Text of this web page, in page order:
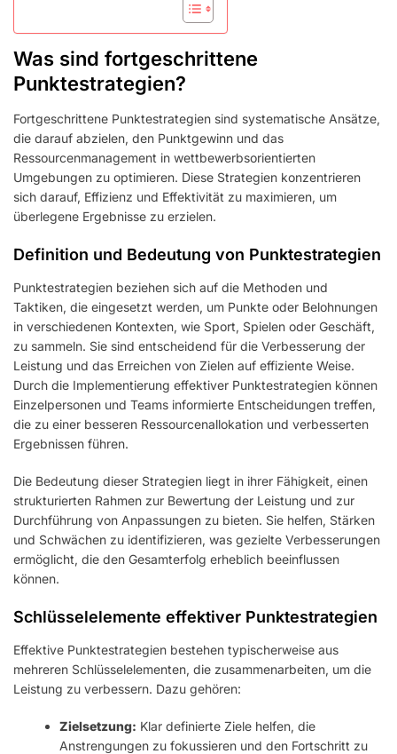
Was sind fortgeschrittene
Punktestrategien?
Fortgeschrittene Punktestrategien sind systematische Ansätze,
die darauf abzielen, den Punktgewinn und das
Ressourcenmanagement in wettbewerbsorientierten
Umgebungen zu optimieren. Diese Strategien konzentrieren
sich darauf, Effizienz und Effektivität zu maximieren, um
überlegene Ergebnisse zu erzielen.
Definition und Bedeutung von Punktestrategien
Punktestrategien beziehen sich auf die Methoden und
Taktiken, die eingesetzt werden, um Punkte oder Belohnungen
in verschiedenen Kontexten, wie Sport, Spielen oder Geschäft,
zu sammeln. Sie sind entscheidend für die Verbesserung der
Leistung und das Erreichen von Zielen auf effiziente Weise.
Durch die Implementierung effektiver Punktestrategien können
Einzelpersonen und Teams informierte Entscheidungen treffen,
die zu einer besseren Ressourcenallokation und verbesserten
Ergebnissen führen.
Die Bedeutung dieser Strategien liegt in ihrer Fähigkeit, einen
strukturierten Rahmen zur Bewertung der Leistung und zur
Durchführung von Anpassungen zu bieten. Sie helfen, Stärken
und Schwächen zu identifizieren, was gezielte Verbesserungen
ermöglicht, die den Gesamterfolg erheblich beeinflussen
können.
Schlüsselelemente effektiver Punktestrategien
Effektive Punktestrategien bestehen typischerweise aus
mehreren Schlüsselelementen, die zusammenarbeiten, um die
Leistung zu verbessern. Dazu gehören:
Zielsetzung: Klar definierte Ziele helfen, die
Anstrengungen zu fokussieren und den Fortschritt zu